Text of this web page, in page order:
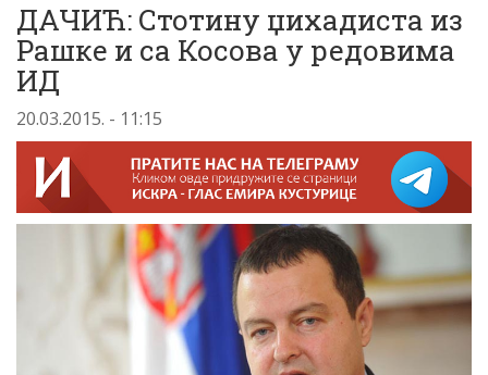
ДАЧИЋ: Стотину џихадиста из
Рашке и са Косова у редовима
ИД
20.03.2015. - 11:15